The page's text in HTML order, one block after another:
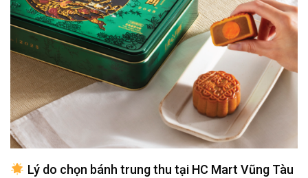
Lý do chọn bánh trung thu tại HC Mart Vũng Tàu